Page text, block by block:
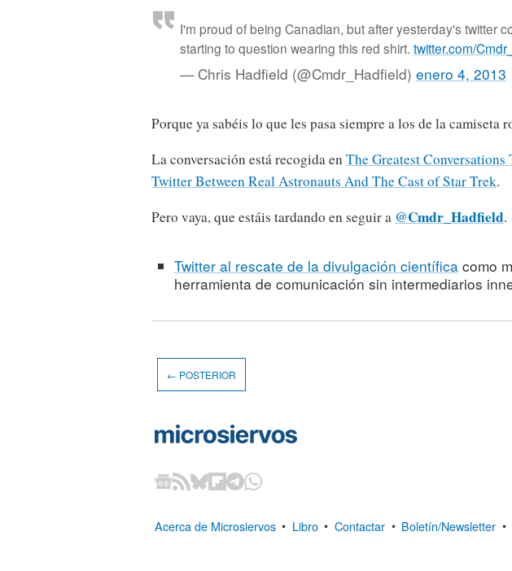
I'm proud of being Canadian, but after yesterday's twitter
starting to question wearing this red shirt. twitter.com/
— Chris Hadfield (@Cmdr_Hadfield) enero 4, 2013
Porque ya sabéis lo que les pasa siempre a los de la camiseta
La conversación está recogida enThe Greatest Conversations
Twitter Between Real Astronauts And The Cast of Star Trek.
Pero vaya, que estáis tardando en seguir a @Cmdr_Hadfield.
Twitter al rescate de la divulgación científica como
herramienta de comunicación sin intermediarios
← POSTERIOR
Acerca de Microsiervos • Libro • Contactar • Boletín/Newsletter •